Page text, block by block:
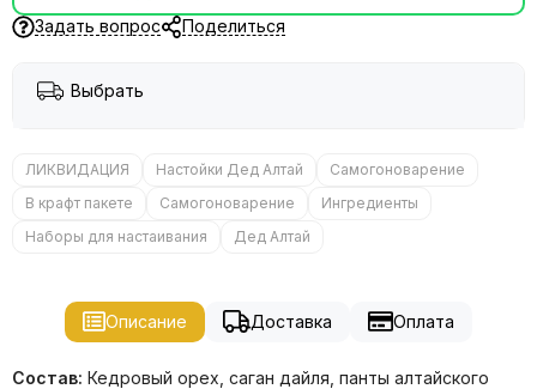
Задать вопрос Поделиться
Выбрать
ЛИКВИДАЦИЯ Настойки Дед Алтай
Самогоноварение
В крафт пакете
Самогоноварение
Ингредиенты
Наборы для настаивания
Дед Алтай
Описание Доставка Оплата
Состав: Кедровый орех, саган дайля, панты алтайского